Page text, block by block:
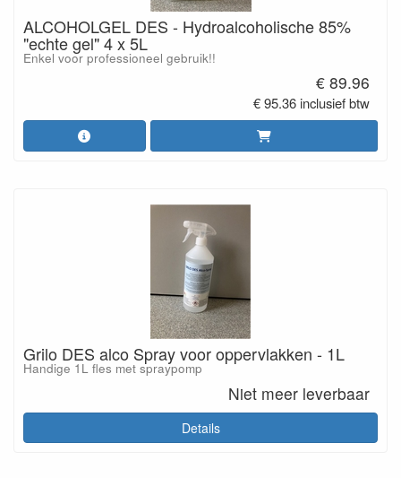
ALCOHOLGEL DES - Hydroalcoholische 85%
"echte gel" 4 x 5L
Enkel voor professioneel gebruik!!
€ 89.96
€ 95.36 inclusief btw
Grilo DES alco Spray voor oppervlakken - 1L
Handige 1L fles met spraypomp
Niet meer leverbaar
Details